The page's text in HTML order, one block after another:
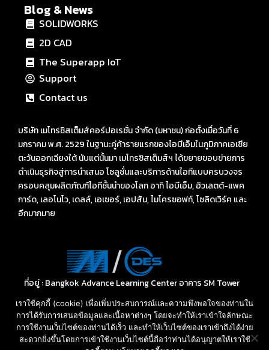
Blog & News
SOLIDWORKS
2D CAD
The Superapp IoT
Support
Contact us
บริษัท เมโทรซิสเต็มส์คอร์ปอเรชั่น จำกัด (มหาชน) ก่อตั้งเมื่อวันที่ 6
มกราคม พ.ศ. 2529 ในฐานะคู่ค้ารายแรกของไอบีเอ็มในภูมิภาคเอเชีย
ตะวันออกเฉียงใต้ นับแต่นั้นมา เมโทรซิสเต็มส์ฯ ได้ขยายขอบข่ายการ
ดำเนินธุรกิจสู่การนำเสนอ โซลูชั่นและบริการด้านไอทีแบบครบวงจร
ครอบคลุมผลิตภัณฑ์ไอทีชั้นนำของโลก อาทิ ไอบีเอ็ม, ฮิวเลตต์-แพค
การ์ด, เลอโนโว, เดลล์, เอเซอร์, เอปสัน, ไมโครซอฟท์, โซลิดเวิร์ค และ
อีกมากมาย
ที่อยู่ : Bangkok Advance Learning Center อาคาร SM Tower
ชั้น 16 ถนนพหลโยธิน พญาไท กรุงเทพ ฯ 10400
Call: 02-089-4145
E-mail: sales-des@metrosystems.co.th
เราใช้คุกกี้ (cookie) เพื่อเพิ่มประสบการณ์และความพึงพอใจของท่านใน
การได้รับการเสนอข้อมูลและเนื้อหาต่างๆ โดยจะทำให้เราเข้าใจลักษณะ
การใช้งานเว็บไซต์ของท่านได้เร็ว และทำให้เว็บไซต์ของเราเข้าถึงได้ง่าย
สะดวกยิ่งขึ้นโดยการเข้าใช้งานเว็บไซต์นี้ถือว่าท่านได้อนุญาตให้เราใช้